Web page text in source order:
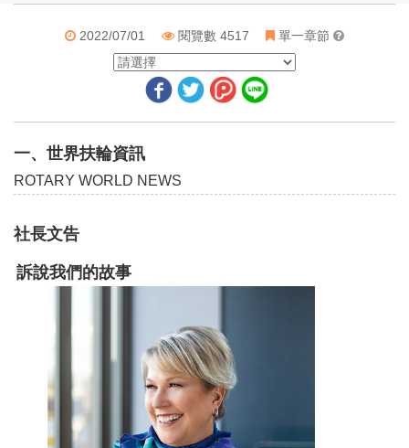
說故事高手──2022-23年度社長珍妮佛‧瓊斯渴望提升扶輪的故事
水即生命
扶輪基金保管委員會主委澤恩演講詞
促使改變者（十）
是偏見還是偏執？
二、地區活動報導
2022-23年度12位地區總監介紹
2022/07/01 閱覽數 4517 單一章節
一、世界扶輪資訊
ROTARY WORLD NEWS
社長文告
訴說我們的故事